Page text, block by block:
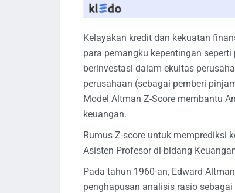
Kelayakan kredit dan kekuatan
para pemangku kepentingan
berinvestasi dalam ekuitas
perusahaan (sebagai pemberi
Model Altman Z-Score membantu
keuangan.
Rumus Z-score untuk memprediksi
Asisten Profesor di bidang
Pada tahun 1960-an, Edward
penghapusan analisis rasio